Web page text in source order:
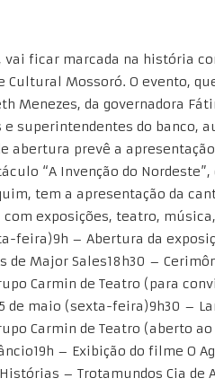
ficar marcada na história
Cultural Mossoró. O evento,
Menezes, da governadora
e superintendentes do banco,
abertura prevê a
“A Invenção do
tem a apresentação da
exposições, teatro,
feira)9h – Abertura da
de Major Sales18h30 –
Carmin de Teatro (para
de maio (sexta-feira)9h30 –
Carmin de Teatro (aberto
– Exibição do filme O
– Trotamundos Cia de